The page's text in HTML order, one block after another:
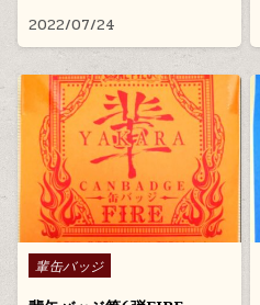
2022/07/24
Posted in
輩缶バッジ